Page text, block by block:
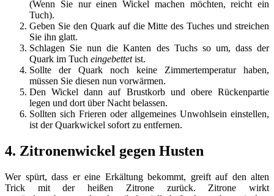
(Wenn Sie nur einen Wickel machen möchten, reicht ein
Tuch).
Geben Sie den Quark auf die Mitte des Tuches und streichen
Sie ihn glatt.
Schlagen Sie nun die Kanten des Tuchs so um, dass der
Quark im Tuch eingebettetist.
Sollte der Quark noch keine Zimmertemperatur haben,
müssen Sie diesen nun vorwärmen.
Den Wickel dann auf Brustkorb und obere Rückenpartie
legen und dort über Nacht belassen.
Sollten sich Frieren oder allgemeines Unwohlsein einstellen,
ist der Quarkwickel sofort zu entfernen.
4. Zitronenwickel gegen Husten
Wer spürt, dass er eine Erkältung bekommt, greift auf den alten
Trick mit der heißen Zitrone zurück. Zitrone wirkt